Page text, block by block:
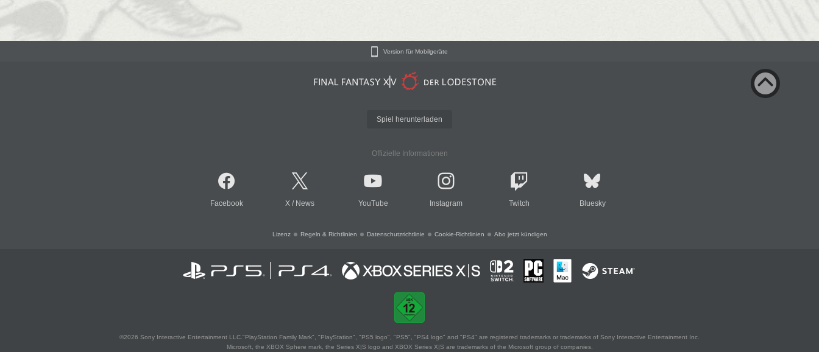
Version für Mobilgeräte
Spiel herunterladen
Offizielle Informationen
Facebook X / News YouTube Instagram Twitch Bluesky
Lizenz Regeln & Richtlinien Datenschutzrichtlinie Cookie-Richtlinien Abo jetzt kündigen
©2026 Sony Interactive Entertainment LLC."PlayStation Family Mark", "PlayStation", "PS5 logo", "PS5", "PS4 logo" and "PS4" are registered trademarks or trademarks of Sony Interactive Entertainment Inc.
Microsoft, the XBOX Sphere mark, the Series X|S logo and XBOX Series X|S are trademarks of the Microsoft group of companies.